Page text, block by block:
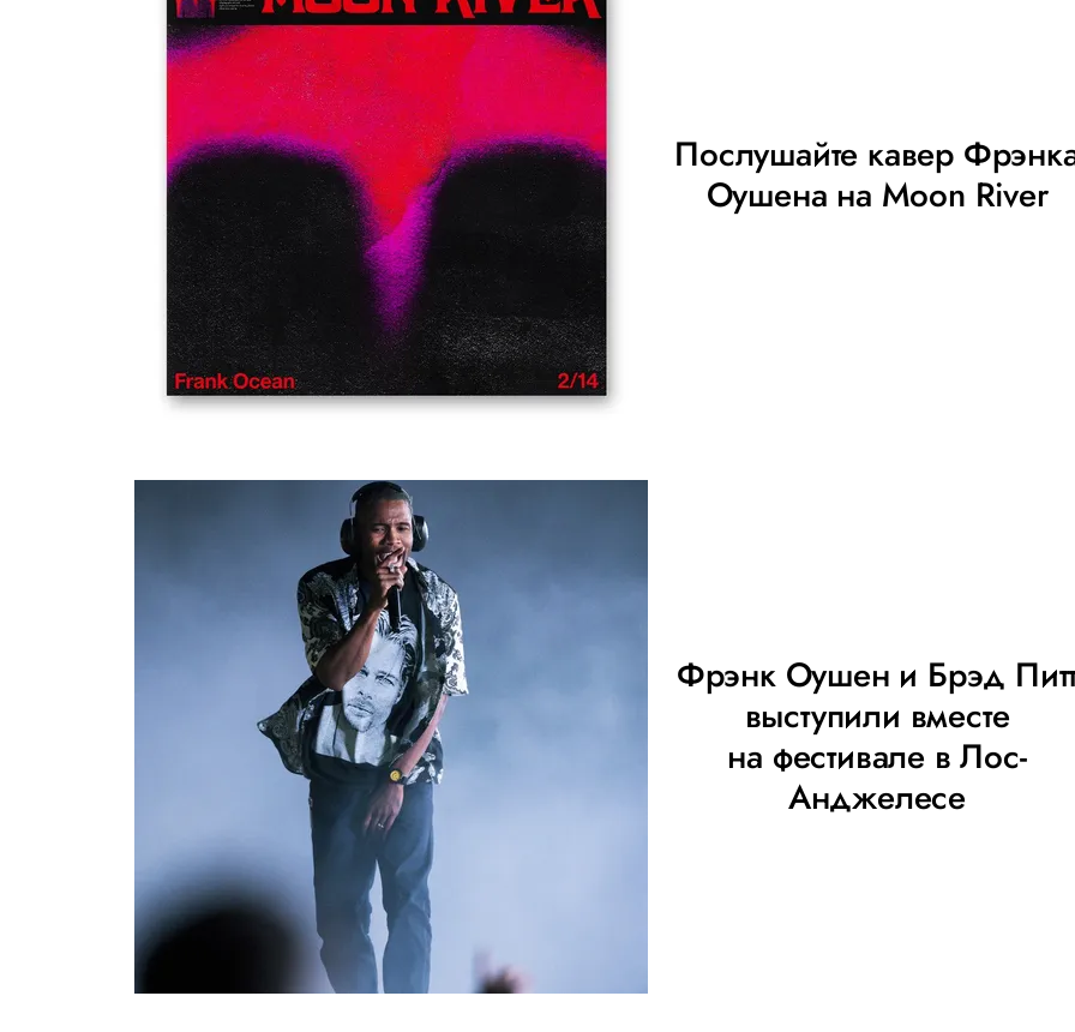
Послушайте кавер
Оушена на Moon River
Фрэнк Оушен и Брэд
выступили вместе
на фестивале в Лос-
Анджелесе